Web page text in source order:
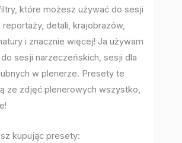
które możesz używać do sesji
detali, krajobrazów,
i znacznie więcej! Ja używam
do sesji narzeczeńskich, sesji dla
w plenerze. Presety te
ze zdjęć plenerowych wszystko,
kupując presety: